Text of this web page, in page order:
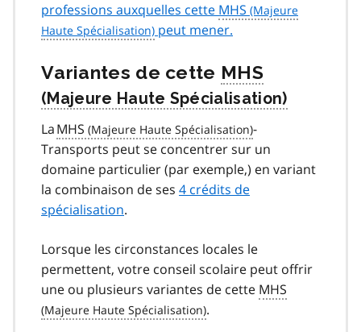
professions auxquelles cette MHS
peut mener.
Variantes de cette MHS
LaMHS
-
Transports peut se concentrer sur un
domaine particulier (par exemple,) en variant
la combinaison de ses 4 crédits de
spécialisation.
Lorsque les circonstances locales le
permettent, votre conseil scolaire peut offrir
une ou plusieurs variantes de cette MHS
.